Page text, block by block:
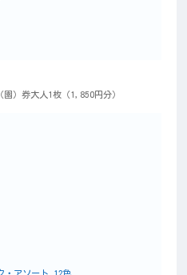
）券大人1枚（1,850円分）
・アソート 12色